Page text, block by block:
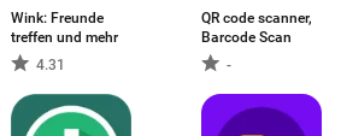
Wink: Freunde
treffen und mehr
4.31
QR code scanner,
Barcode Scan
-